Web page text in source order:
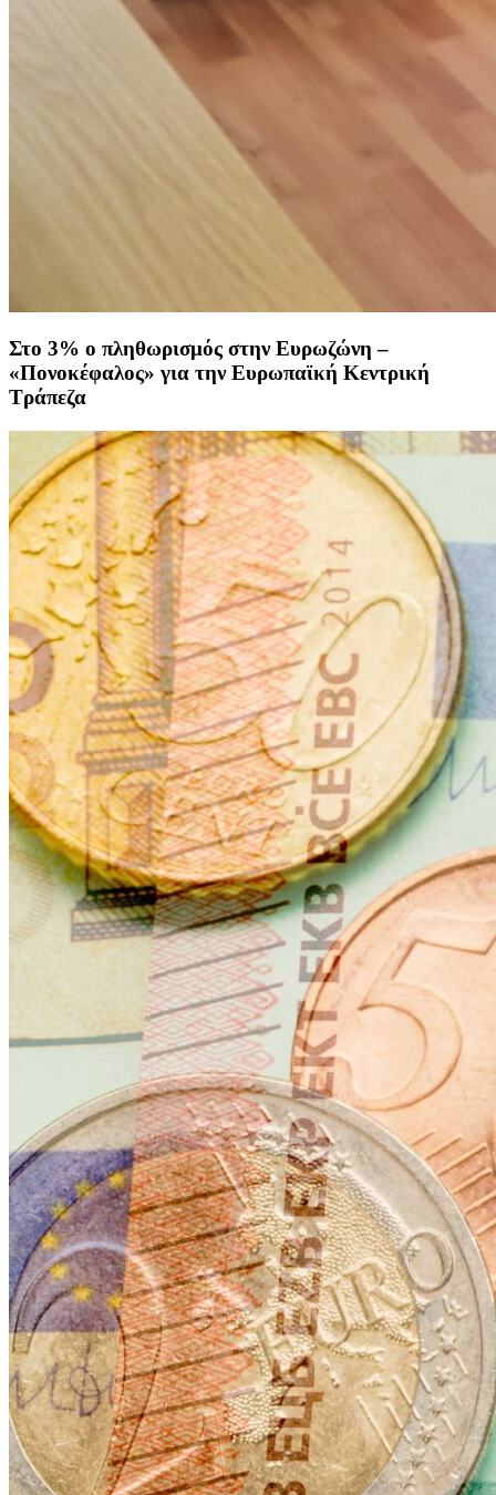
Στο 3% ο πληθωρισμός στην Ευρωζώνη –
«Πονοκέφαλος» για την Ευρωπαϊκή Κεντρική
Τράπεζα